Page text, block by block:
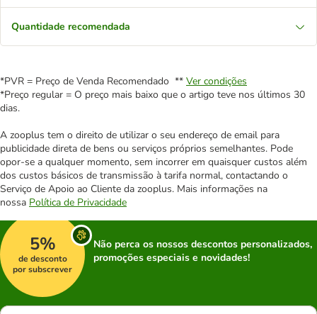
Quantidade recomendada
*PVR = Preço de Venda Recomendado ** Ver condições
*Preço regular = O preço mais baixo que o artigo teve nos últimos 30
dias.
A zooplus tem o direito de utilizar o seu endereço de email para
publicidade direta de bens ou serviços próprios semelhantes. Pode
opor-se a qualquer momento, sem incorrer em quaisquer custos além
dos custos básicos de transmissão à tarifa normal, contactando o
Serviço de Apoio ao Cliente da zooplus. Mais informações na
nossa Política de Privacidade
5%
de desconto
por subscrever
Não perca os nossos descontos personalizados,
promoções especiais e novidades!